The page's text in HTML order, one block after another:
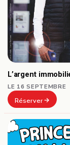
L’argent
LE 16 SEPTEMBRE
Réserver